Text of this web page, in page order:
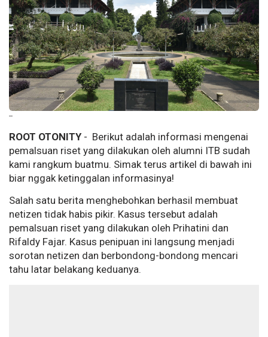
--
ROOT OTONITY- Berikut adalah informasi mengenai
pemalsuan riset yang dilakukan oleh alumni ITB sudah
kami rangkum buatmu. Simak terus artikel di bawah ini
biar nggak ketinggalan informasinya!
Salah satu berita menghebohkan berhasil membuat
netizen tidak habis pikir. Kasus tersebut adalah
pemalsuan riset yang dilakukan oleh Prihatini dan
Rifaldy Fajar. Kasus penipuan ini langsung menjadi
sorotan netizen dan berbondong-bondong mencari
tahu latar belakang keduanya.